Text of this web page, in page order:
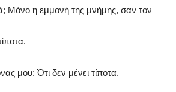
Μόνο η εμμονή της μνήμης, σαν τον
μου: Ότι δεν μένει τίποτα.